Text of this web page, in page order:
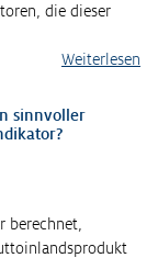
die dieser
Weiterlesen
sinnvoller
berechnet,